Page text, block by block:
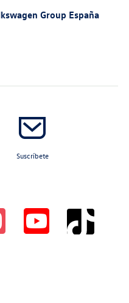
Group España
Suscríbete